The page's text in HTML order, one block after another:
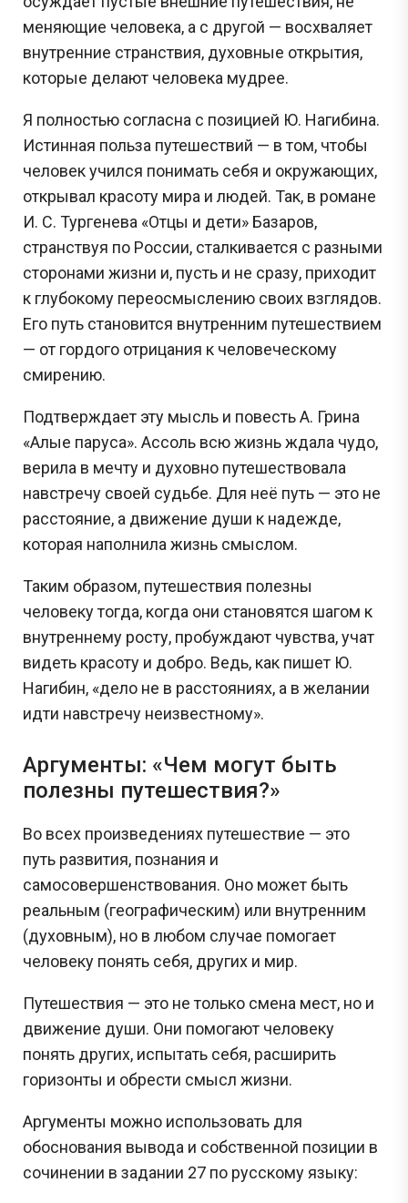
меняющие человека, а с другой — восхваляет
внутренние странствия, духовные открытия,
которые делают человека мудрее.
Я полностью согласна с позицией Ю. Нагибина.
Истинная польза путешествий — в том, чтобы
человек учился понимать себя и окружающих,
открывал красоту мира и людей. Так, в романе
И. С. Тургенева «Отцы и дети» Базаров,
странствуя по России, сталкивается с разными
сторонами жизни и, пусть и не сразу, приходит
к глубокому переосмыслению своих взглядов.
Его путь становится внутренним путешествием
— от гордого отрицания к человеческому
смирению.
Подтверждает эту мысль и повесть А. Грина
«Алые паруса». Ассоль всю жизнь ждала чудо,
верила в мечту и духовно путешествовала
навстречу своей судьбе. Для неё путь — это не
расстояние, а движение души к надежде,
которая наполнила жизнь смыслом.
Таким образом, путешествия полезны
человеку тогда, когда они становятся шагом к
внутреннему росту, пробуждают чувства, учат
видеть красоту и добро. Ведь, как пишет Ю.
Нагибин, «дело не в расстояниях, а в желании
идти навстречу неизвестному».
Аргументы: «Чем могут быть
полезны путешествия?»
Во всех произведениях путешествие — это
путь развития, познания и
самосовершенствования. Оно может быть
реальным (географическим) или внутренним
(духовным), но в любом случае помогает
человеку понять себя, других и мир.
Путешествия — это не только смена мест, но и
движение души. Они помогают человеку
понять других, испытать себя, расширить
горизонты и обрести смысл жизни.
Аргументы можно использовать для
обоснования вывода и собственной позиции в
сочинении в задании 27 по русскому языку: